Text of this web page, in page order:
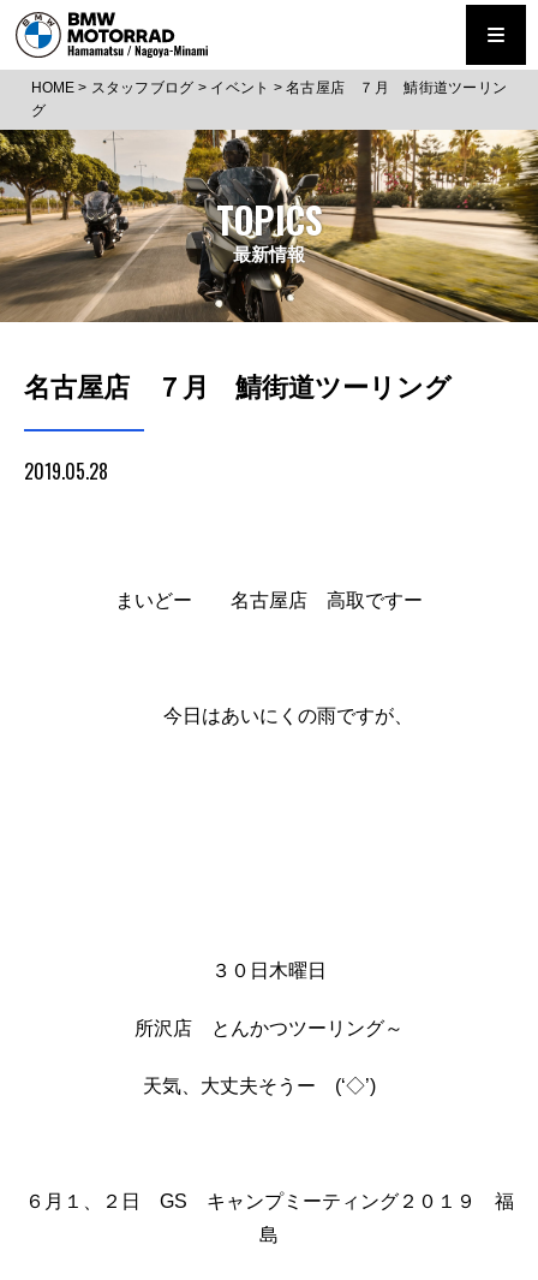
HOME > スタッフブログ > イベント > 名古屋店 ７月 鯖街道ツーリン
グ
TOPICS
最新情報
名古屋店 ７月 鯖街道ツーリング
2019.05.28
まいどー 名古屋店 高取ですー
今日はあいにくの雨ですが、
３０日木曜日
所沢店 とんかつツーリング～
天気、大丈夫そうー (‘◇’)ゞ
６月１、２日 GS キャンプミーティング２０１９ 福
島